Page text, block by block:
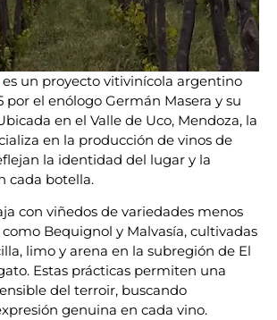
es un proyecto vitivinícola argentino
por el enólogo Germán Masera y su
en el Valle de Uco, Mendoza, la
en la producción de vinos de
la identidad del lugar y la
cada botella.
con viñedos de variedades menos
Bequignol y Malvasía, cultivadas
limo y arena en la subregión de El
Estas prácticas permiten una
del terroir, buscando
genuina en cada vino.